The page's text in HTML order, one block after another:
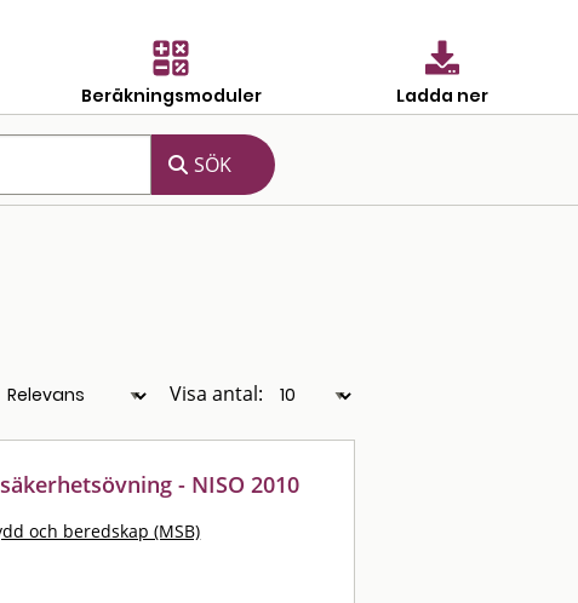
Beräkningsmoduler Ladda ner
Visa antal:
- NISO 2010
och beredskap (MSB)